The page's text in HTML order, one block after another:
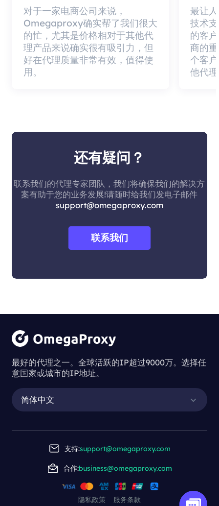
对于一家电商公司来说，
Omegaproxy确实帮了我们很大
的忙，尤其是价格相对于其他代
理产品来说确实很有吸引力，但
好在代理质量非常有效，值得使
用。
最让
技术
的客
商的
个客
他代
还有疑问？
联系我们的代理专家团队，我们将确保我们的解决方
案有助于您的业务发展!请随时给我们发电子邮件
support@omegaproxy.com
联系我们
最好的代理之一。全球活跃的IP超过9000万。选择任
意国家或城市的IP地址。
简体中文
支持:support@omegaproxy.com
合作:business@omegaproxy.com
隐私政策 服务条款